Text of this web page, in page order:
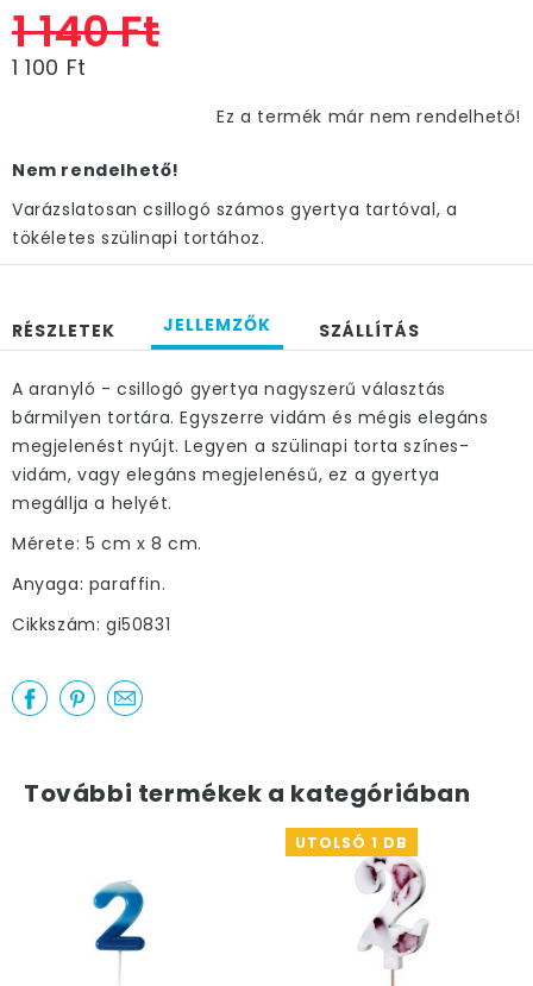
1 140 Ft
1 100 Ft
Ez a termék már nem rendelhető!
Nem rendelhető!
Varázslatosan csillogó számos gyertya tartóval, a
tökéletes szülinapi tortához.
RÉSZLETEK JELLEMZŐK SZÁLLÍTÁS
A aranyló - csillogó gyertya nagyszerű választás
bármilyen tortára. Egyszerre vidám és mégis elegáns
megjelenést nyújt. Legyen a szülinapi torta színes-
vidám, vagy elegáns megjelenésű, ez a gyertya
megállja a helyét.
Mérete: 5 cm x 8 cm.
Anyaga: paraffin.
Cikkszám: gi50831
További termékek a kategóriában
UTOLSÓ 1 DB